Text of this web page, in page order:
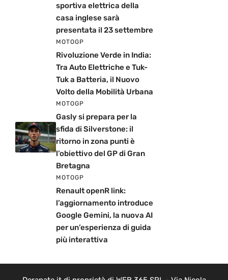
sportiva elettrica della
casa inglese sarà
presentata il 23 settembre
MOTOGP
Rivoluzione Verde in India:
Tra Auto Elettriche e Tuk-
Tuk a Batteria, il Nuovo
Volto della Mobilità Urbana
MOTOGP
Gasly si prepara per la
sfida di Silverstone: il
ritorno in zona punti è
l’obiettivo del GP di Gran
Bretagna
MOTOGP
Renault openR link:
l’aggiornamento introduce
Google Gemini, la nuova AI
per un’esperienza di guida
più interattiva